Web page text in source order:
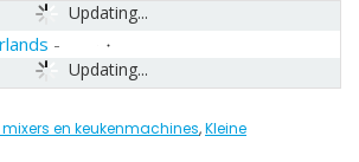
Updating...
Updating...
-
mixers en keukenmachines,Kleine